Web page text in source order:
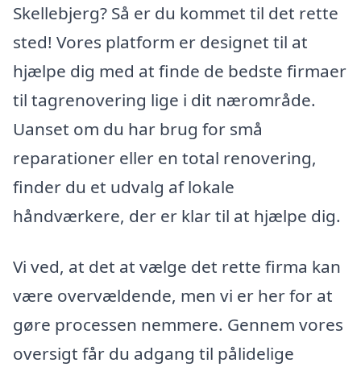
Skellebjerg? Så er du kommet til det rette
sted! Vores platform er designet til at
hjælpe dig med at finde de bedste firmaer
til tagrenovering lige i dit nærområde.
Uanset om du har brug for små
reparationer eller en total renovering,
finder du et udvalg af lokale
håndværkere, der er klar til at hjælpe dig.
Vi ved, at det at vælge det rette firma kan
være overvældende, men vi er her for at
gøre processen nemmere. Gennem vores
oversigt får du adgang til pålidelige